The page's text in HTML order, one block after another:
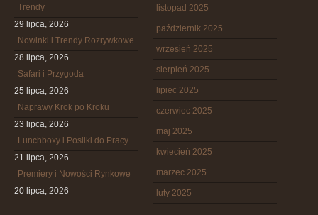
Trendy
29 lipca, 2026
Nowinki i Trendy Rozrywkowe
28 lipca, 2026
Safari i Przygoda
25 lipca, 2026
Naprawy Krok po Kroku
23 lipca, 2026
Lunchboxy i Posiłki do Pracy
21 lipca, 2026
Premiery i Nowości Rynkowe
20 lipca, 2026
listopad 2025
październik 2025
wrzesień 2025
sierpień 2025
lipiec 2025
czerwiec 2025
maj 2025
kwiecień 2025
marzec 2025
luty 2025